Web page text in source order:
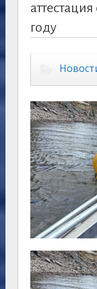
году